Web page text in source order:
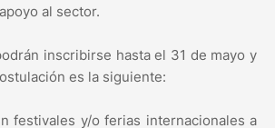
al sector.
inscribirse hasta el 31 de mayo y
es la siguiente:
festivales y/o ferias internacionales a